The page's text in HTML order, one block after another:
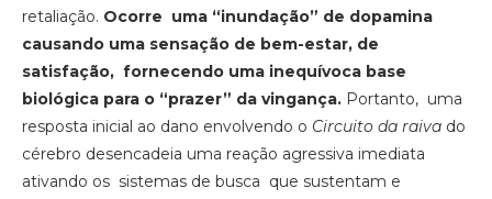
retaliação. Ocorre uma “inundação” de dopamina
causando uma sensação de bem-estar, de
satisfação, fornecendo uma inequívoca base
biológica para o “prazer” da vingança. Portanto, uma
resposta inicial ao dano envolvendo o Circuito da raiva do
cérebro desencadeia uma reação agressiva imediata
ativando os sistemas de busca que sustentam e